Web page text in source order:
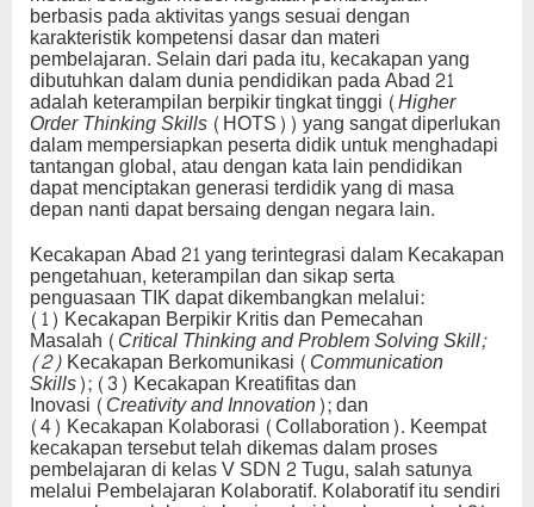
berbasis pada aktivitas yangs sesuai dengan
karakteristik kompetensi dasar dan materi
pembelajaran. Selain dari pada itu, kecakapan yang
dibutuhkan dalam dunia pendidikan pada Abad 21
adalah keterampilan berpikir tingkat tinggi (Higher
Order Thinking Skills (HOTS)) yang sangat diperlukan
dalam mempersiapkan peserta didik untuk menghadapi
tantangan global, atau dengan kata lain pendidikan
dapat menciptakan generasi terdidik yang di masa
depan nanti dapat bersaing dengan negara lain.
Kecakapan Abad 21 yang terintegrasi dalam Kecakapan
pengetahuan, keterampilan dan sikap serta
penguasaan TIK dapat dikembangkan melalui:
(1) Kecakapan Berpikir Kritis dan Pemecahan
Masalah (Critical Thinking and Problem Solving Skill;
(2)Kecakapan Berkomunikasi (Communication
Skills); (3) Kecakapan Kreatifitas dan
Inovasi (Creativity and Innovation); dan
(4) Kecakapan Kolaborasi (Collaboration). Keempat
kecakapan tersebut telah dikemas dalam proses
pembelajaran di kelas V SDN 2 Tugu, salah satunya
melalui Pembelajaran Kolaboratif. Kolaboratif itu sendiri